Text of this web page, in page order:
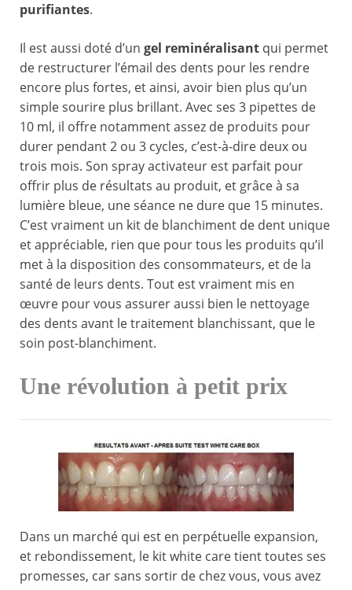
purifiantes.
Il est aussi doté d’un gel reminéralisant qui permet
de restructurer l’émail des dents pour les rendre
encore plus fortes, et ainsi, avoir bien plus qu’un
simple sourire plus brillant. Avec ses 3 pipettes de
10 ml, il offre notamment assez de produits pour
durer pendant 2 ou 3 cycles, c’est-à-dire deux ou
trois mois. Son spray activateur est parfait pour
offrir plus de résultats au produit, et grâce à sa
lumière bleue, une séance ne dure que 15 minutes.
C’est vraiment un kit de blanchiment de dent unique
et appréciable, rien que pour tous les produits qu’il
met à la disposition des consommateurs, et de la
santé de leurs dents. Tout est vraiment mis en
œuvre pour vous assurer aussi bien le nettoyage
des dents avant le traitement blanchissant, que le
soin post-blanchiment.
Une révolution à petit prix
Dans un marché qui est en perpétuelle expansion,
et rebondissement, le kit white care tient toutes ses
promesses, car sans sortir de chez vous, vous avez